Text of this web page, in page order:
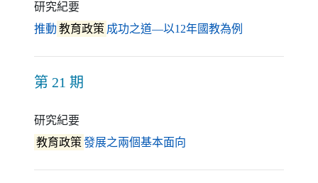
研究紀要
推動 教育政策 成功之道—以12年國教為例
第 21 期
研究紀要
教育政策 發展之兩個基本面向